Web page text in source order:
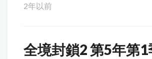
2年以前
全境封鎖2 第5年第1